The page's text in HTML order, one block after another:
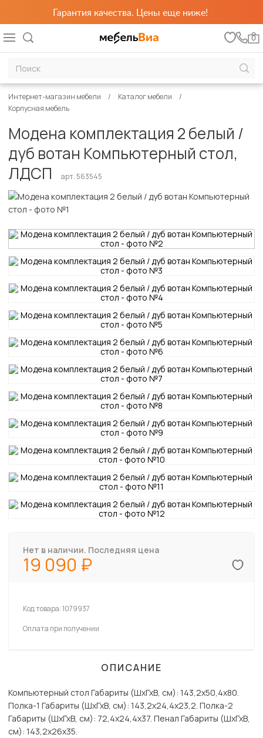
Гарантия качества. Цены еще ниже!
0
Интернет-магазин мебели
Каталог мебели
Корпусная мебель
Модена комплектация 2 белый /
дуб вотан Компьютерный стол,
ЛДСП
арт. 563545
Нет в наличии. Последняя цена
19 090
Код товара:1079937
Оплата при получении
ОПИСАНИЕ
Компьютерный стол Габариты (ШхГхВ, см): 143,2х50,4х80.
Полка-1 Габариты (ШхГхВ, см): 143,2х24,4х23,2. Полка-2
Габариты (ШхГхВ, см): 72,4х24,4х37. Пенал Габариты (ШхГхВ,
см): 143,2х26х35.